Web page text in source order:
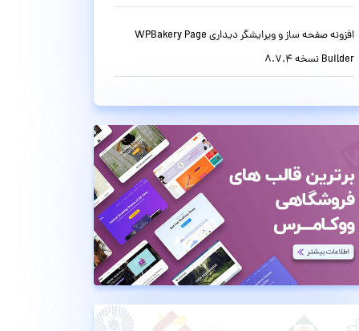
افزونه صفحه ساز و ویرایشگر دیداری WPBakery Page
Builder نسخه 8.7.4